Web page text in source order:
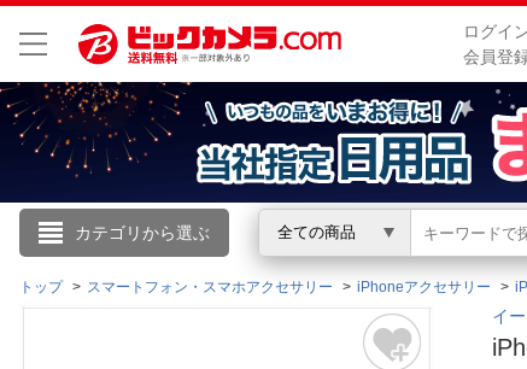
ログイ
会員登
カテゴリから選ぶ 全ての商品
こんにちは
ログイン
トップ スマートフォン・スマホアクセサリー iPhoneアクセサリー
イ